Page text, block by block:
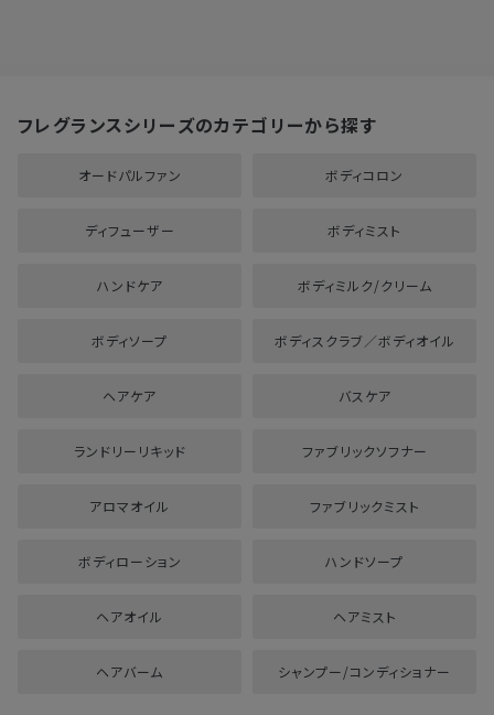
フレグランスシリーズのカテゴリーから探す
オードパルファン ボディコロン
ディフューザー ボディミスト
ハンドケア ボディミルク/クリーム
ボディソープ ボディスクラブ／ボディオイル
ヘアケア バスケア
ランドリーリキッド ファブリックソフナー
アロマオイル ファブリックミスト
ボディローション ハンドソープ
ヘアオイル ヘアミスト
ヘアバーム シャンプー/コンディショナー